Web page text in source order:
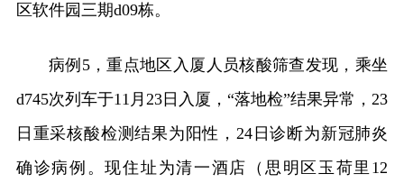
区软件园三期d09栋。
病例5，重点地区入厦人员核酸筛查发现，乘坐
d745次列车于11月23日入厦，“落地检”结果异常，23
日重采核酸检测结果为阳性，24日诊断为新冠肺炎
确诊病例。现住址为清一酒店（思明区玉荷里12